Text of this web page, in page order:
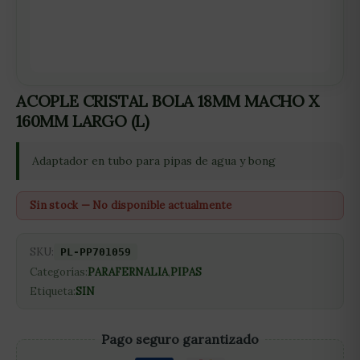
ACOPLE CRISTAL BOLA 18MM MACHO X
160MM LARGO (L)
Adaptador en tubo para pipas de agua y bong
Sin stock — No disponible actualmente
SKU: PL-PP701059
Categorías:PARAFERNALIA,PIPAS
Etiqueta:SIN
Pago seguro garantizado